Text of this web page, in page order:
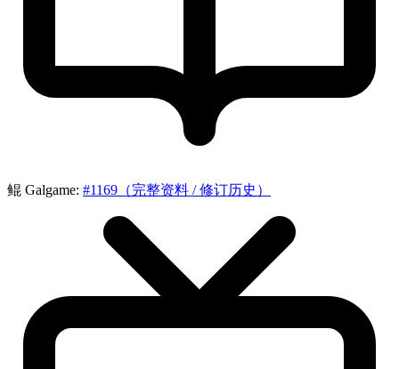
鲲 Galgame: #1169（完整资料 / 修订历史）